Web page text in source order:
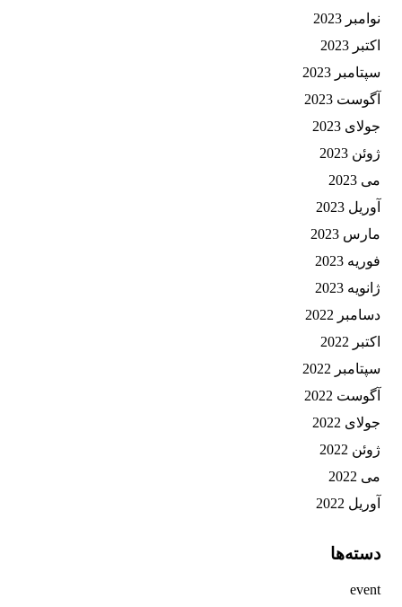
نوامبر 2023
اکتبر 2023
سپتامبر 2023
آگوست 2023
جولای 2023
ژوئن 2023
می 2023
آوریل 2023
مارس 2023
فوریه 2023
ژانویه 2023
دسامبر 2022
اکتبر 2022
سپتامبر 2022
آگوست 2022
جولای 2022
ژوئن 2022
می 2022
آوریل 2022
دسته‌ها
event